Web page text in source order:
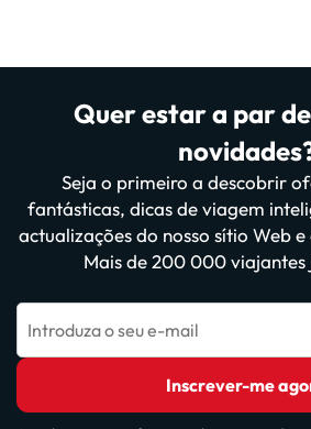
Quer estar a par
Seja o primeiro a descobrir
fantásticas, dicas de viagem
actualizações do nosso sítio Web
Mais de 200 000 viajantes
Introduza o seu e-mail
Inscrever-me